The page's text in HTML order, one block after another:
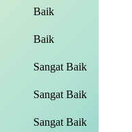
Baik
Baik
Sangat Baik
Sangat Baik
Sangat Baik